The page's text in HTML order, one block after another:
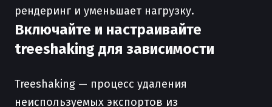
рендеринг и уменьшает нагрузку.
Включайте и настраивайте
treeshaking для зависимости
Treeshaking — процесс удаления
неиспользуемых экспортов из